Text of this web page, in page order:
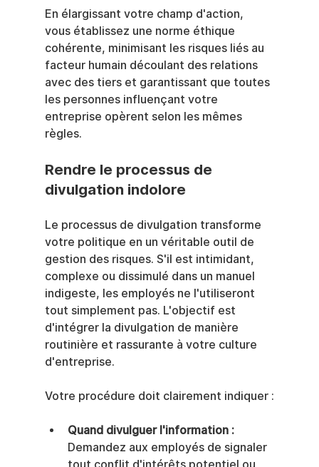
En élargissant votre champ d'action,
vous établissez une norme éthique
cohérente, minimisant les risques liés au
facteur humain découlant des relations
avec des tiers et garantissant que toutes
les personnes influençant votre
entreprise opèrent selon les mêmes
règles.
Rendre le processus de
divulgation indolore
Le processus de divulgation transforme
votre politique en un véritable outil de
gestion des risques. S'il est intimidant,
complexe ou dissimulé dans un manuel
indigeste, les employés ne l'utiliseront
tout simplement pas. L'objectif est
d'intégrer la divulgation de manière
routinière et rassurante à votre culture
d'entreprise.
Votre procédure doit clairement indiquer :
Quand divulguer l'information :
Demandez aux employés de signaler